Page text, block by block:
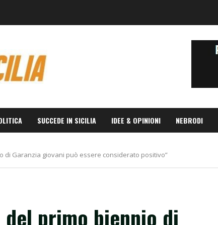
SUCCEDE IN SICILIA IDEE & OPINIONI NEBRODI
di Garanzia giovani può essere considerato positivo”
primo biennio di